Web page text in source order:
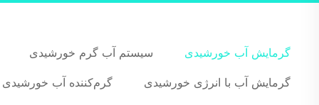
گرمایش آب خورشیدی سیستم آب گرم خورشیدی
گرمایش آب با انرژی خورشیدی گرم‌کننده آب خورشیدی